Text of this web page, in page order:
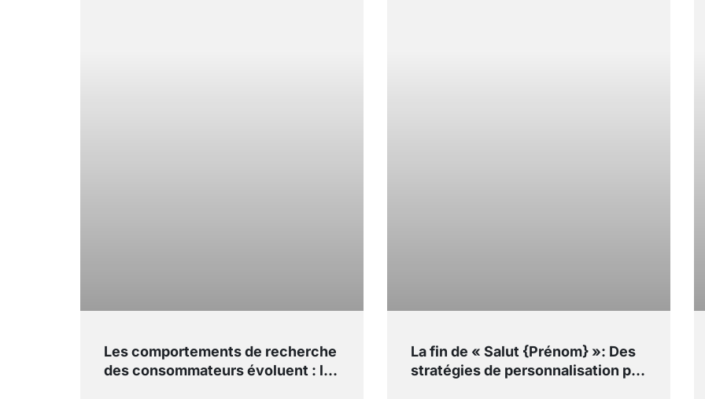
Les comportements de recherche
des consommateurs évoluent : les
La fin de « Salut {Prénom} »: Des
stratégies de personnalisation par